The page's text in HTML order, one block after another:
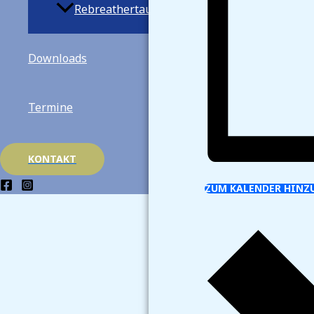
Rebreathertauchen
Downloads
Termine
KONTAKT
ZUM KALENDER